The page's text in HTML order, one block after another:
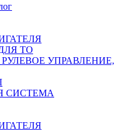
ТО
УПРАВЛЕНИЕ,
СИСТЕМА